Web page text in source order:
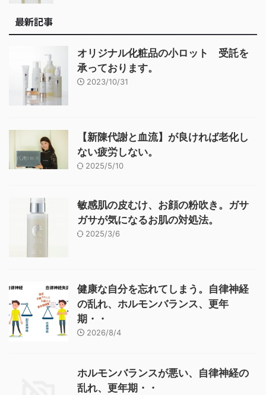
最新記事
オリジナル化粧品の小ロット 受託を
承っております。
2023/10/31
【新陳代謝と血流】が良ければ老化し
ない疲労しない。
2025/5/10
敏感肌の皮むけ、お顔の粉吹き。ガサ
ガサが気になるお肌の対処法。
2025/3/6
健康な自分を忘れてしまう。自律神経
の乱れ、ホルモンバランス、更年
期・・
2026/8/4
ホルモンバランスが悪い、自律神経の
乱れ、更年期・・